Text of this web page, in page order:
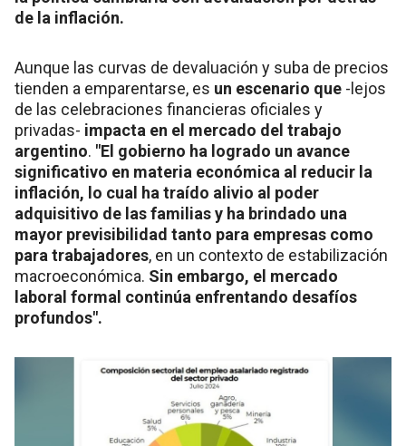
de la inflación.
Aunque las curvas de devaluación y suba de precios
tienden a emparentarse, es un escenario que -lejos
de las celebraciones financieras oficiales y
privadas- impacta en el mercado del trabajo
argentino. "El gobierno ha logrado un avance
significativo en materia económica al reducir la
inflación, lo cual ha traído alivio al poder
adquisitivo de las familias y ha brindado una
mayor previsibilidad tanto para empresas como
para trabajadores, en un contexto de estabilización
macroeconómica. Sin embargo, el mercado
laboral formal continúa enfrentando desafíos
profundos".